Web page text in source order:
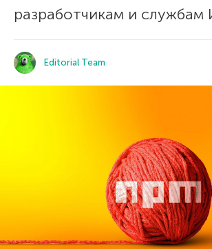
разработчикам и службам
Editorial Team